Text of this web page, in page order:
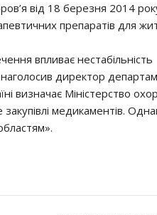
від 18 березня 2014
препаратів для
впливає нестабільність
директор
визначає Міністерство
медикаментів.